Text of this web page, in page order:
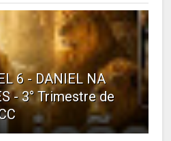
6 - DANIEL NA
- 3° Trimestre de